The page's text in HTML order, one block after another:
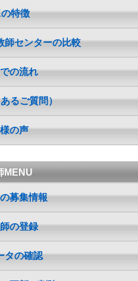
特徴
師センターの比較
の流れ
るご質問）
の声
MENU
募集情報
の登録
タの確認